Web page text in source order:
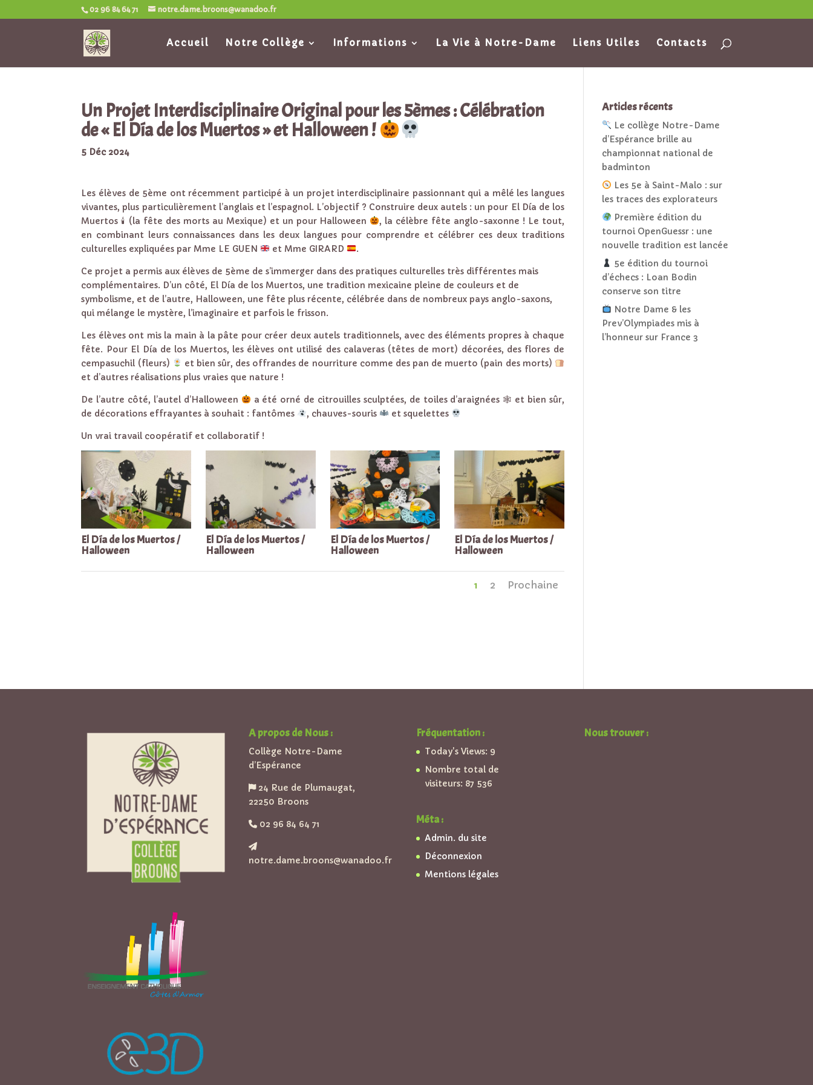
02 96 84 64 71 notre.dame.broons@wanadoo.fr
Accueil Notre Collège Informations La Vie à Notre-Dame Liens Utiles Contacts
Un Projet Interdisciplinaire Original pour les 5èmes : Célébration
de « El Día de los Muertos » et Halloween !
5 Déc 2024
Les élèves de 5ème ont récemment participé à un projet interdisciplinaire passionnant qui a mêlé les langues
vivantes, plus particulièrement l’anglais et l’espagnol. L’objectif ? Construire deux autels : un pour El Día de los
Muertos 🕯 (la fête des morts au Mexique) et un pour Halloween
, la célèbre fête anglo-saxonne ! Le tout,
en combinant leurs connaissances dans les deux langues pour comprendre et célébrer ces deux traditions
culturelles expliquées par Mme LE GUEN
et Mme GIRARD .
Ce projet a permis aux élèves de 5ème de s’immerger dans des pratiques culturelles très différentes mais
complémentaires. D’un côté, El Día de los Muertos, une tradition mexicaine pleine de couleurs et de
symbolisme, et de l’autre, Halloween, une fête plus récente, célébrée dans de nombreux pays anglo-saxons,
qui mélange le mystère, l’imaginaire et parfois le frisson.
Les élèves ont mis la main à la pâte pour créer deux autels traditionnels, avec des éléments propres à chaque
fête. Pour El Día de los Muertos, les élèves ont utilisé des calaveras (têtes de mort) décorées, des flores de
cempasuchil (fleurs)
et bien sûr, des offrandes de nourriture comme des pan de muerto (pain des morts)
et d’autres réalisations plus vraies que nature !
De l’autre côté, l’autel d’Halloween
a été orné de citrouilles sculptées, de toiles d’araignées 🕸 et bien sûr,
de décorations effrayantes à souhait : fantômes
, chauves-souris et squelettes
Un vrai travail coopératif et collaboratif !
El Día de los Muertos /
Halloween
El Día de los Muertos /
Halloween
El Día de los Muertos /
Halloween
El Día de los Muertos /
Halloween
1 2 Prochaine
Articles récents
Le collège Notre-Dame
d’Espérance brille au
championnat national de
badminton
Les 5e à Saint-Malo : sur
les traces des explorateurs
Première édition du
tournoi OpenGuessr : une
nouvelle tradition est lancée
5e édition du tournoi
d’échecs : Loan Bodin
conserve son titre
Notre Dame & les
Prev’Olympiades mis à
l’honneur sur France 3
A propos de Nous :
Collège Notre-Dame
d’Espérance
24 Rue de Plumaugat,
22250 Broons
02 96 84 64 71
notre.dame.broons@wanadoo.fr
Fréquentation :
Today's Views: 9
Nombre total de
visiteurs: 87 536
Méta :
Admin. du site
Déconnexion
Mentions légales
Nous trouver :